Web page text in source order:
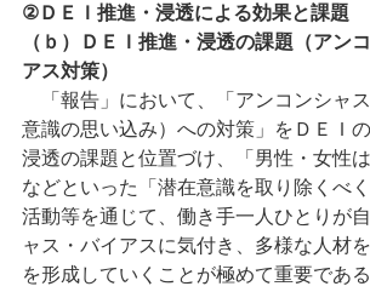
②ＤＥＩ推進・浸透による効果と課題
（ｂ）ＤＥＩ推進・浸透の課題（アン
アス対策）
「報告」において、「アンコンシャ
意識の思い込み）への対策」をＤＥＩ
浸透の課題と位置づけ、「男性・女性は
などといった「潜在意識を取り除くべ
活動等を通じて、働き手一人ひとりが
ャス・バイアスに気付き、多様な人材
を形成していくことが極めて重要であ